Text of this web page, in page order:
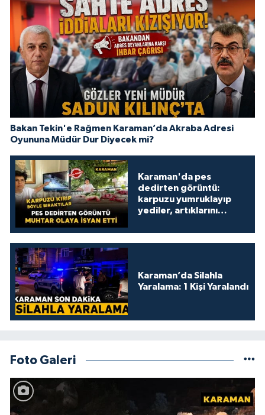
Bakan Tekin'e Rağmen Karaman’da Akraba Adresi
Oyununa Müdür Dur Diyecek mi?
Karaman'da pes
dedirten görüntü:
karpuzu yumruklayıp
yediler, artıklarını
Karaman’da Silahla
Yaralama: 1 Kişi Yaralandı
Foto Galeri